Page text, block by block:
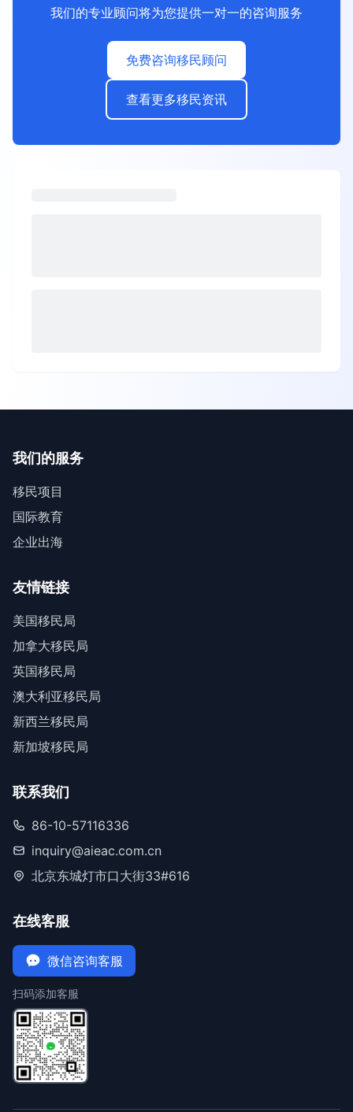
我们的专业顾问将为您提供一对一的咨询服务
免费咨询移民顾问
查看更多移民资讯
我们的服务
移民项目
国际教育
企业出海
友情链接
美国移民局
加拿大移民局
英国移民局
澳大利亚移民局
新西兰移民局
新加坡移民局
联系我们
86-10-57116336
inquiry@aieac.com.cn
北京东城灯市口大街33#616
在线客服
微信咨询客服
扫码添加客服